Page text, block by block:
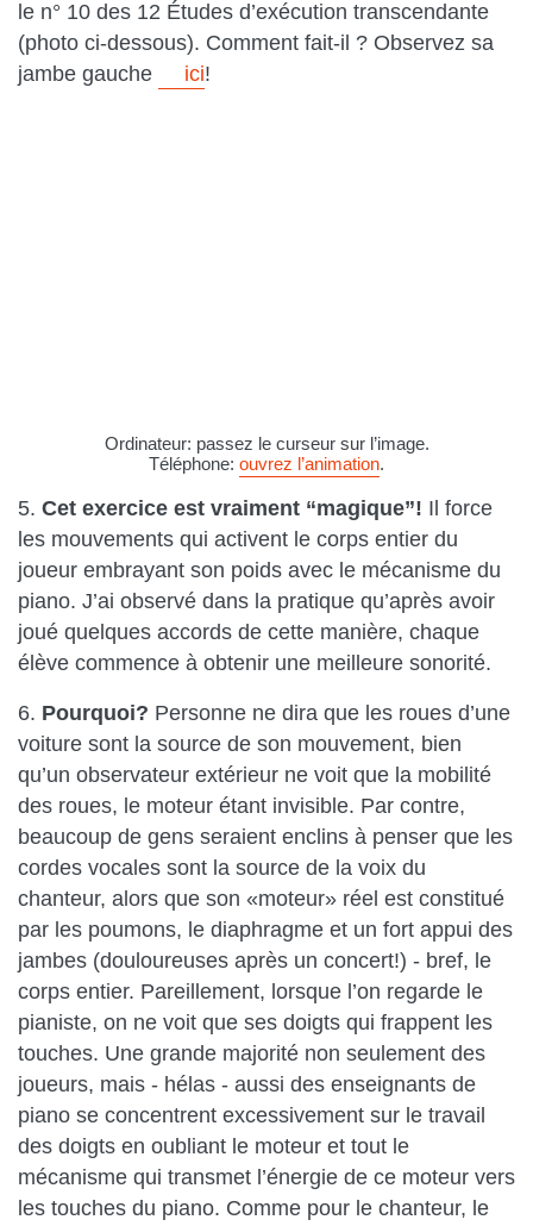
le n° 10 des 12 Études d’exécution transcendante
(photo ci-dessous). Comment fait-il ? Observez sa
jambe gauche
ici!
Ordinateur: passez le curseur sur l’image.
Téléphone: ouvrez l’animation.
5. Cet exercice est vraiment “magique”! Il force
les mouvements qui activent le corps entier du
joueur embrayant son poids avec le mécanisme du
piano. J’ai observé dans la pratique qu’après avoir
joué quelques accords de cette manière, chaque
élève commence à obtenir une meilleure sonorité.
6. Pourquoi? Personne ne dira que les roues d’une
voiture sont la source de son mouvement, bien
qu’un observateur extérieur ne voit que la mobilité
des roues, le moteur étant invisible. Par contre,
beaucoup de gens seraient enclins à penser que les
cordes vocales sont la source de la voix du
chanteur, alors que son «moteur» réel est constitué
par les poumons, le diaphragme et un fort appui des
jambes (douloureuses après un concert!) - bref, le
corps entier. Pareillement, lorsque l’on regarde le
pianiste, on ne voit que ses doigts qui frappent les
touches. Une grande majorité non seulement des
joueurs, mais - hélas - aussi des enseignants de
piano se concentrent excessivement sur le travail
des doigts en oubliant le moteur et tout le
mécanisme qui transmet l’énergie de ce moteur vers
les touches du piano. Comme pour le chanteur, le